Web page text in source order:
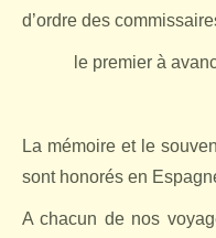
d’ordre des
le premier à
La mémoire et le
sont honorés en
A chacun de nos